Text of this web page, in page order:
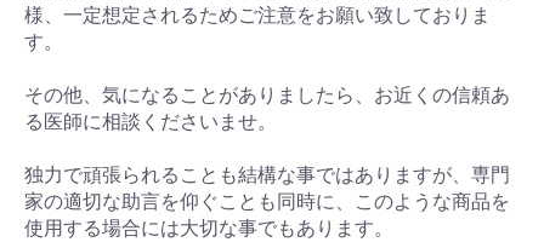
様、一定想定されるためご注意をお願い致しておりま
す。
その他、気になることがありましたら、お近くの信頼あ
る医師に相談くださいませ。
独力で頑張られることも結構な事ではありますが、専門
家の適切な助言を仰ぐことも同時に、このような商品を
使用する場合には大切な事でもあります。